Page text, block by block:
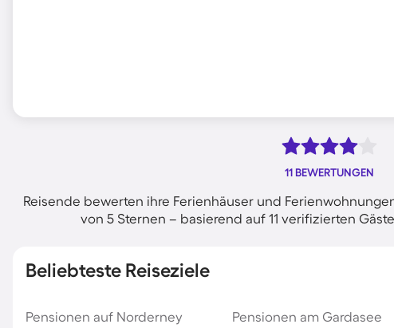
11 BEWERTUNGEN
Reisende bewerten ihre Ferienhäuser und
von 5 Sternen – basierend auf 11 verifizierten
Beliebteste Reiseziele
Pensionen auf Norderney Pensionen am Gardasee